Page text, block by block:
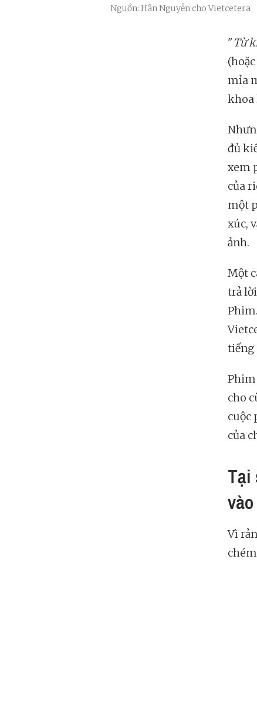
Nguồn: Hân Nguyễn cho Vietcetera
"Từ
mỉa
khoa
đủ
xem
của
một
xúc,
ảnh.
Một
trả
tiếng
Phim
cho
cuộc
của
Tại
Vì